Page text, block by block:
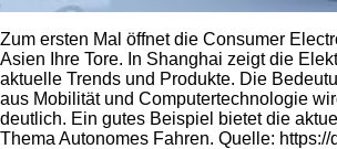
Zum ersten Mal öffnet die Consumer
Asien Ihre Tore. In Shanghai zeigt die
aktuelle Trends und Produkte. Die
aus Mobilität und Computertechnologie
deutlich. Ein gutes Beispiel bietet die
Thema Autonomes Fahren. Quelle: https://